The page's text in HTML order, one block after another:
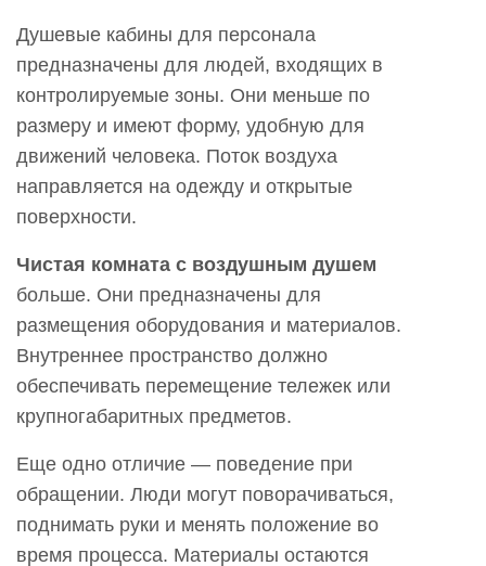
Душевые кабины для персонала
предназначены для людей, входящих в
контролируемые зоны. Они меньше по
размеру и имеют форму, удобную для
движений человека. Поток воздуха
направляется на одежду и открытые
поверхности.
Чистая комната с воздушным душем
больше. Они предназначены для
размещения оборудования и материалов.
Внутреннее пространство должно
обеспечивать перемещение тележек или
крупногабаритных предметов.
Еще одно отличие — поведение при
обращении. Люди могут поворачиваться,
поднимать руки и менять положение во
время процесса. Материалы остаются